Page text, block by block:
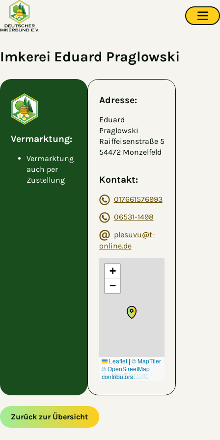
Zum Hauptinhalt springen
Imkerei Eduard Praglowski
Vermarktung:
Vermarktung
auch per
Zustellung
Adresse:
Eduard
Praglowski
Raiffeisenstraße 5
54472 Monzelfeld
Kontakt:
017661576993
06531-1498
plesuvu@t-
online.de
+
−
Leaflet | © MapTiler
© OpenStreetMap
contributors
Zurück zur Übersicht